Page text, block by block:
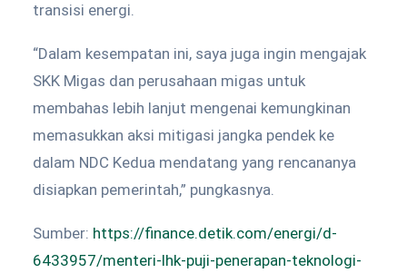
transisi energi.
“Dalam kesempatan ini, saya juga ingin mengajak
SKK Migas dan perusahaan migas untuk
membahas lebih lanjut mengenai kemungkinan
memasukkan aksi mitigasi jangka pendek ke
dalam NDC Kedua mendatang yang rencananya
disiapkan pemerintah,” pungkasnya.
Sumber: https://finance.detik.com/energi/d-
6433957/menteri-lhk-puji-penerapan-teknologi-